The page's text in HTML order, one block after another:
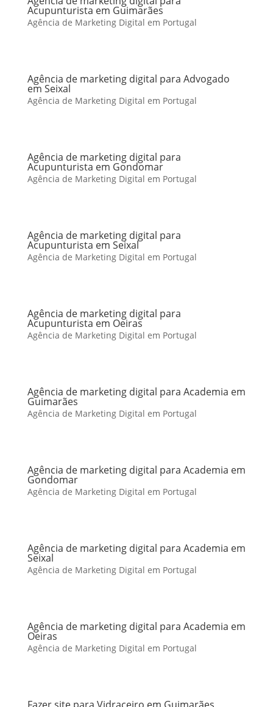
Acupunturista em Guimarães
Agência de Marketing Digital em Portugal
Agência de marketing digital para Advogado
em Seixal
Agência de Marketing Digital em Portugal
Agência de marketing digital para
Acupunturista em Gondomar
Agência de Marketing Digital em Portugal
Agência de marketing digital para
Acupunturista em Seixal
Agência de Marketing Digital em Portugal
Agência de marketing digital para
Acupunturista em Oeiras
Agência de Marketing Digital em Portugal
Agência de marketing digital para Academia em
Guimarães
Agência de Marketing Digital em Portugal
Agência de marketing digital para Academia em
Gondomar
Agência de Marketing Digital em Portugal
Agência de marketing digital para Academia em
Seixal
Agência de Marketing Digital em Portugal
Agência de marketing digital para Academia em
Oeiras
Agência de Marketing Digital em Portugal